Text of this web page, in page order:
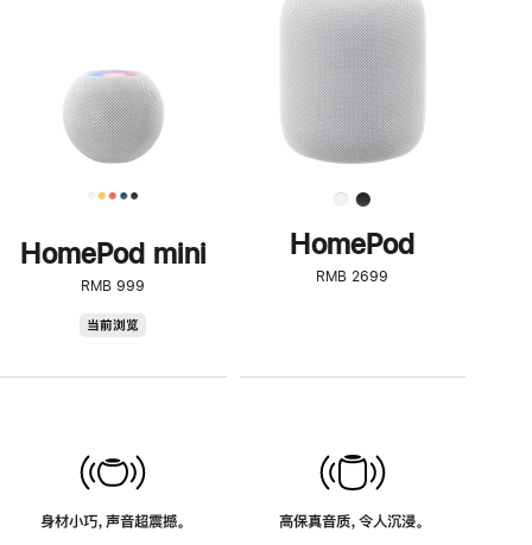
HomePod mini
RMB 999
当前浏览
身材小巧，声音超震撼。
了
解
HomePod<
HomePod
RMB 2699
高保真音质，令人沉浸。